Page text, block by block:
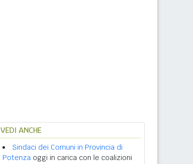
VEDI ANCHE
Sindaci dei Comuni in Provincia di
Potenza oggi in carica con le coalizioni